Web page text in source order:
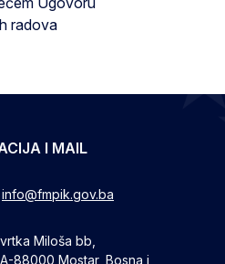
radova
I MAIL
info@fmpik.gov.ba
Miloša bb,
88000 Mostar, Bosna i